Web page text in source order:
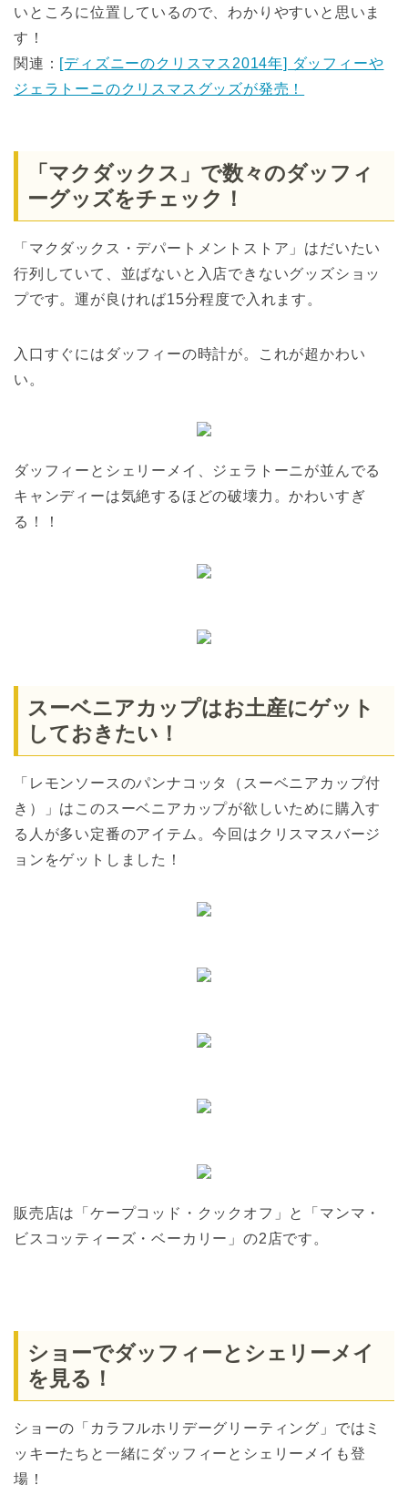
いところに位置しているので、わかりやすいと思いま
す！
関連： [ディズニーのクリスマス2014年] ダッフィーや
ジェラトーニのクリスマスグッズが発売！
「マクダックス」で数々のダッフィ
ーグッズをチェック！
「マクダックス・デパートメントストア」はだいたい
行列していて、並ばないと入店できないグッズショッ
プです。運が良ければ15分程度で入れます。
入口すぐにはダッフィーの時計が。これが超かわい
い。
ダッフィーとシェリーメイ、ジェラトーニが並んでる
キャンディーは気絶するほどの破壊力。かわいすぎ
る！！
スーベニアカップはお土産にゲット
しておきたい！
「レモンソースのパンナコッタ（スーベニアカップ付
き）」はこのスーベニアカップが欲しいために購入す
る人が多い定番のアイテム。今回はクリスマスバージ
ョンをゲットしました！
販売店は「ケープコッド・クックオフ」と「マンマ・
ビスコッティーズ・ベーカリー」の2店です。
ショーでダッフィーとシェリーメイ
を見る！
ショーの「カラフルホリデーグリーティング」ではミ
ッキーたちと一緒にダッフィーとシェリーメイも登
場！